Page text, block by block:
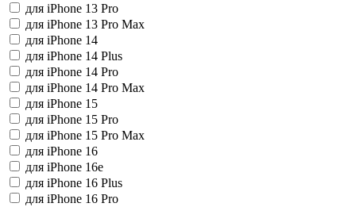
для iPhone 13 Pro
для iPhone 13 Pro Max
для iPhone 14
для iPhone 14 Plus
для iPhone 14 Pro
для iPhone 14 Pro Max
для iPhone 15
для iPhone 15 Pro
для iPhone 15 Pro Max
для iPhone 16
для iPhone 16e
для iPhone 16 Plus
для iPhone 16 Pro